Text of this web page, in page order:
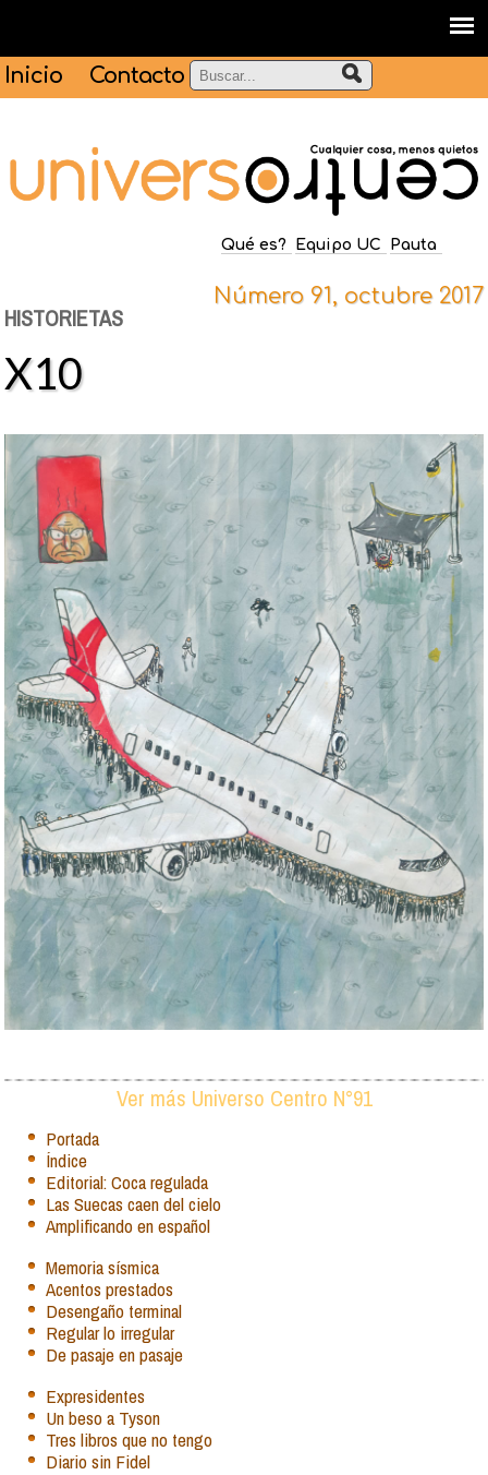
Inicio Contacto
Qué es? Equipo UC Pauta
Número 91, octubre 2017
HISTORIETAS
X10
Ver más Universo Centro N°91
Portada
Índice
Editorial: Coca regulada
Las Suecas caen del cielo
Amplificando en español
Memoria sísmica
Acentos prestados
Desengaño terminal
Regular lo irregular
De pasaje en pasaje
Expresidentes
Un beso a Tyson
Tres libros que no tengo
Diario sin Fidel